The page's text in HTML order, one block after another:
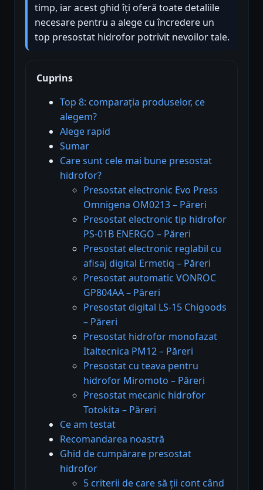
timp, iar acest ghid îți oferă toate detaliile
necesare pentru a alege cu încredere un
top presostat hidrofor potrivit nevoilor tale.
Cuprins
Top 8: comparația produselor, ce
alegem?
Alege rapid
Sumar
Care sunt cele mai bune presostat
hidrofor?
Presostat electronic Evo Press
Omnigena OM0213 – Păreri
Presostat electronic tip hidrofor
PS-01B ENERGO – Păreri
Presostat electronic reglabil cu
afisaj digital Ermetiq – Păreri
Presostat automatic VONROC
GP804AA – Păreri
Presostat digital LS-15 Chigoods
– Păreri
Presostat hidrofor monofazat
Italtecnica PM12 – Păreri
Presostat cu teava pentru
hidrofor Miromoto – Păreri
Presostat mecanic hidrofor
Totokita – Păreri
Ce am testat
Recomandarea noastră
Ghid de cumpărare presostat
hidrofor
5 criterii de care să ții cont când